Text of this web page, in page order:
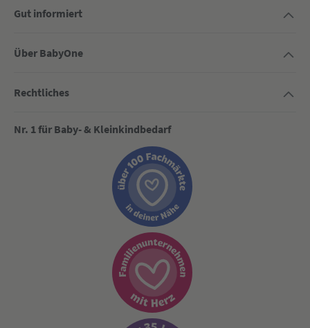
Gut informiert
Über BabyOne
Rechtliches
Nr. 1 für Baby- & Kleinkindbedarf